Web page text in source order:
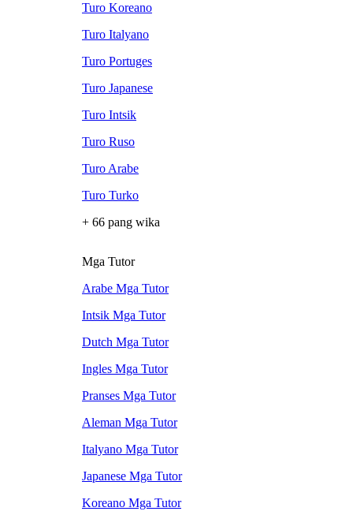
Turo Koreano
Turo Italyano
Turo Portuges
Turo Japanese
Turo Intsik
Turo Ruso
Turo Arabe
Turo Turko
+ 66 pang wika
Mga Tutor
Arabe Mga Tutor
Intsik Mga Tutor
Dutch Mga Tutor
Ingles Mga Tutor
Pranses Mga Tutor
Aleman Mga Tutor
Italyano Mga Tutor
Japanese Mga Tutor
Koreano Mga Tutor